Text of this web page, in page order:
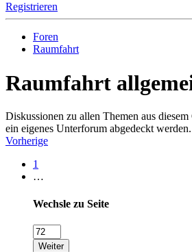
Registrieren
Foren
Raumfahrt
Raumfahrt
Diskussionen zu allen Themen aus
ein eigenes Unterforum abgedeckt werden.
Vorherige
1
…
Wechsle zu Seite
Weiter